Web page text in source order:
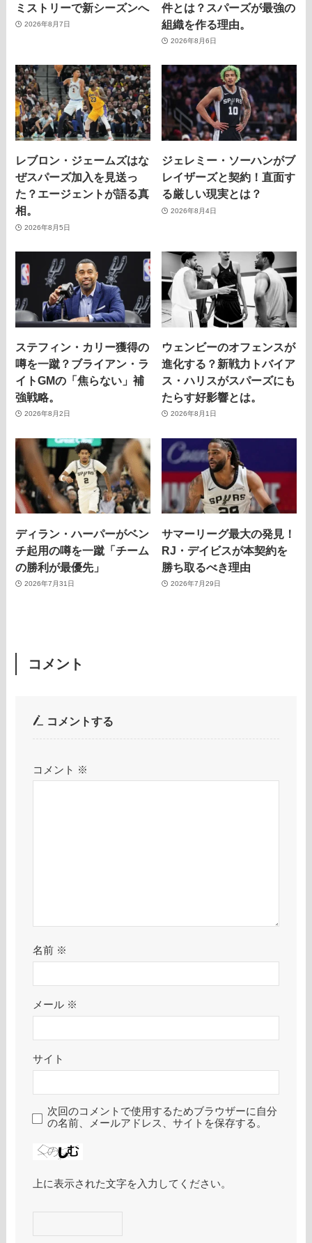
ミストリーで新シーズンへ
2026年8月7日
件とは？スパーズが最強の
組織を作る理由。
2026年8月6日
レブロン・ジェームズはな
ぜスパーズ加入を見送っ
た？エージェントが語る真
相。
2026年8月5日
ジェレミー・ソーハンがブ
レイザーズと契約！直面す
る厳しい現実とは？
2026年8月4日
ステフィン・カリー獲得の
噂を一蹴？ブライアン・ラ
イトGMの「焦らない」補
強戦略。
2026年8月2日
ウェンビーのオフェンスが
進化する？新戦力トバイア
ス・ハリスがスパーズにも
たらす好影響とは。
2026年8月1日
ディラン・ハーパーがベン
チ起用の噂を一蹴「チーム
の勝利が最優先」
2026年7月31日
サマーリーグ最大の発見！
RJ・デイビスが本契約を
勝ち取るべき理由
2026年7月29日
コメント
コメントする
コメント ※
名前 ※
メール ※
サイト
次回のコメントで使用するためブラウザーに自分
の名前、メールアドレス、サイトを保存する。
上に表示された文字を入力してください。